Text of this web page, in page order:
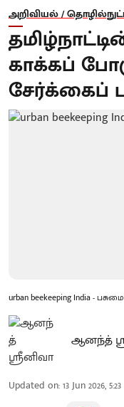
அறிவியல் /
காக்கப்
சேர்க்கைப்
urban beekeeping India -
ஆனந்த்
Updated on:13 Jun 2026,